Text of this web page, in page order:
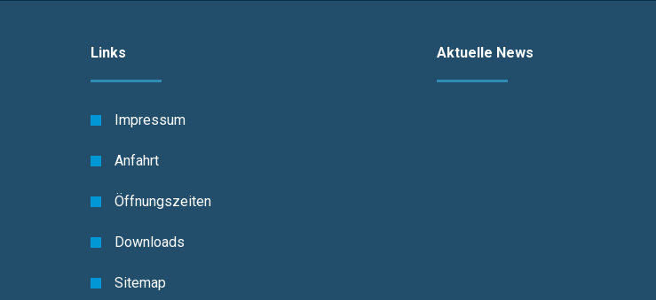
Links
Impressum
Anfahrt
Öffnungszeiten
Downloads
Sitemap
Aktuelle News